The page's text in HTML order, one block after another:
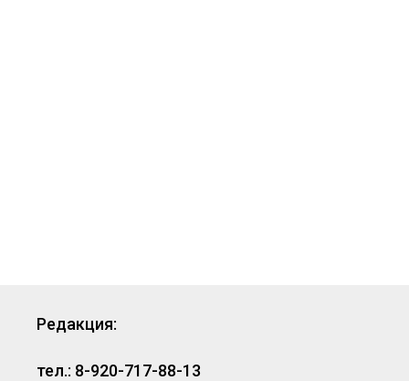
Редакция:
тел.: 8-920-717-88-13